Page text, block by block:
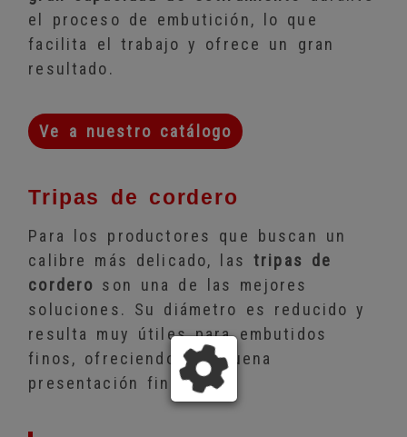
el proceso de embutición, lo que
facilita el trabajo y ofrece un gran
resultado.
Ve a nuestro catálogo
Tripas de cordero
Para los productores que buscan un
calibre más delicado, las tripas de
cordero son una de las mejores
soluciones. Su diámetro es reducido y
resulta muy útiles para embutidos
finos, ofreciendo una buena
presentación final.